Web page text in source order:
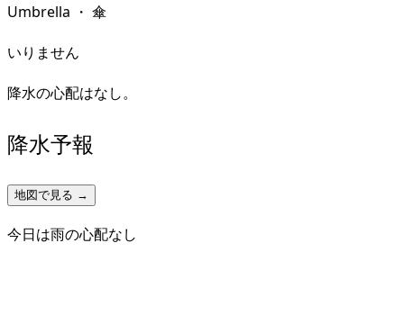
Umbrella ・ 傘
いりません
降水の心配はなし。
降水予報
地図で見る →
今日は雨の心配なし